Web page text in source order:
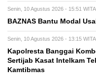
Senin, 10 Agustus 2026 - 15:51 WITA
BAZNAS Bantu Modal
Senin, 10 Agustus 2026 - 13:15 WITA
Kapolresta Banggai
Sertijab Kasat Intelkam
Kamtibmas